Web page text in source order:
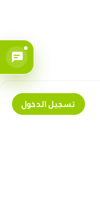
تسجيل الدخول